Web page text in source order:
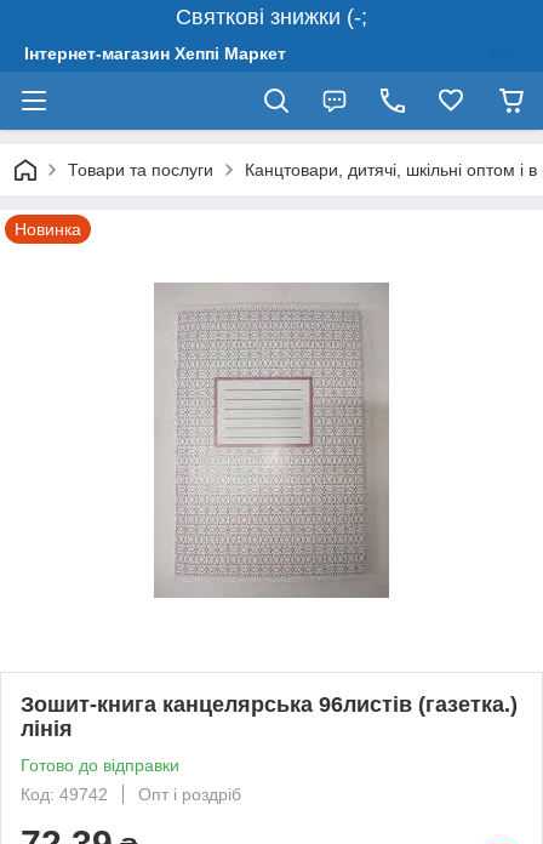
Святкові знижки (-;
Інтернет-магазин Хеппі Маркет
Товари та послуги Канцтовари, дитячі, шкільні оптом і в
Новинка
Зошит-книга канцелярська 96листів (газетка.)
лінія
Готово до відправки
Код: 49742
Опт і роздріб